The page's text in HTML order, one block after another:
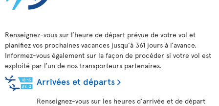
Renseignez-vous sur l’heure de départ prévue de votre vol et
planifiez vos prochaines vacances jusqu’à 361 jours à l’avance.
Informez-vous également sur la façon de procéder si votre vol est
exploité par l’un de nos transporteurs partenaires.
Arrivées et départs
Renseignez-vous sur les heures d’arrivée et de départ